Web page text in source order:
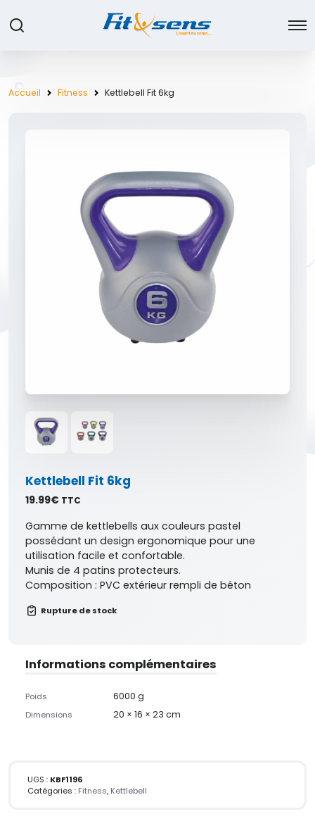
Accueil Fitness Kettlebell Fit 6kg
Kettlebell Fit 6kg
19.99€ TTC
Gamme de kettlebells aux couleurs pastel
possédant un design ergonomique pour une
utilisation facile et confortable.
Munis de 4 patins protecteurs.
Composition : PVC extérieur rempli de béton
Rupture de stock
Informations complémentaires
Poids 6000 g
Dimensions 20 × 16 × 23 cm
UGS : KBF1196
Catégories : Fitness, Kettlebell